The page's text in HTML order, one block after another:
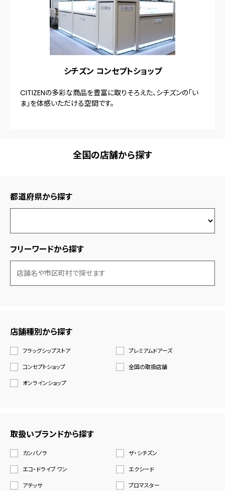
シチズン コンセプトショップ
CITIZENの多彩な商品を豊富に取りそろえた、シチズンの「い
ま」を体感いただける空間です。
全国の店舗から探す
都道府県から探す
フリーワードから探す
店舗種別から探す
フラッグシップストア
プレミアムドアーズ
コンセプトショップ
全国の取扱店舗
オンラインショップ
取扱いブランドから探す
カンパノラ
ザ・シチズン
エコ・ドライブ ワン
エクシード
アテッサ
プロマスター